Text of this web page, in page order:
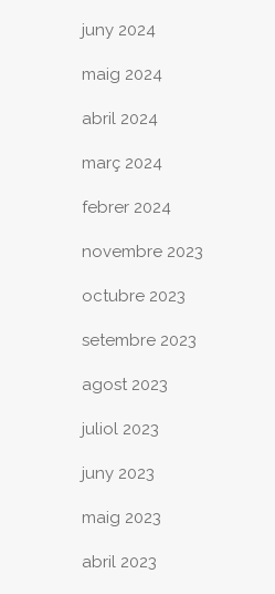
juny 2024
maig 2024
abril 2024
març 2024
febrer 2024
novembre 2023
octubre 2023
setembre 2023
agost 2023
juliol 2023
juny 2023
maig 2023
abril 2023